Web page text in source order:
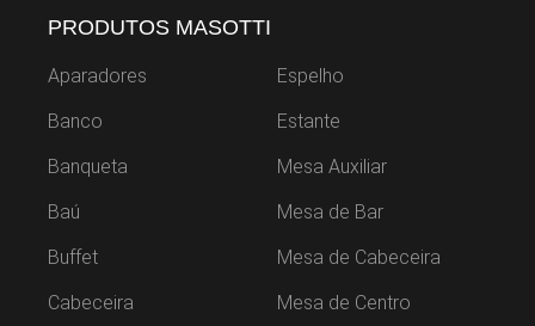
PRODUTOS MASOTTI
Aparadores
Banco
Banqueta
Baú
Buffet
Cabeceira
Espelho
Estante
Mesa Auxiliar
Mesa de Bar
Mesa de Cabeceira
Mesa de Centro